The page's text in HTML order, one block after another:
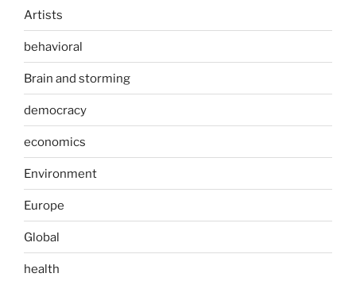
Artists
behavioral
Brain and storming
democracy
economics
Environment
Europe
Global
health